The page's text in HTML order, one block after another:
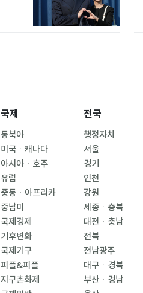
국제
동북아
미국ㆍ캐나다
아시아ㆍ호주
유럽
중동ㆍ아프리카
중남미
국제경제
기후변화
국제기구
피플&피플
지구촌화제
전국
행정자치
서울
경기
인천
강원
세종ㆍ충북
대전ㆍ충남
전북
전남광주
대구ㆍ경북
부산ㆍ경남